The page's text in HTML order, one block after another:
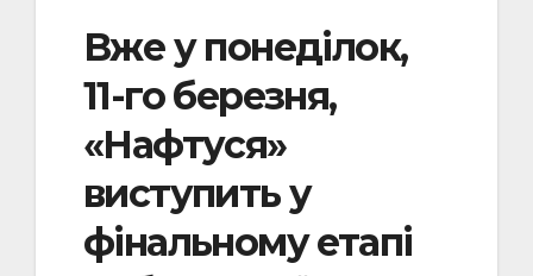
Вже у понеділок,
11-го березня,
«Нафтуся»
виступить у
фінальному етапі